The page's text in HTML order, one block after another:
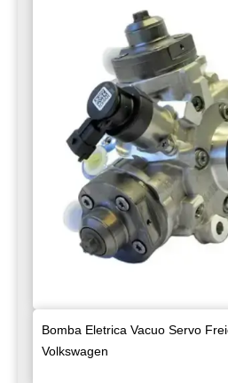
Bomba Eletrica Vacuo Servo
Volkswagen